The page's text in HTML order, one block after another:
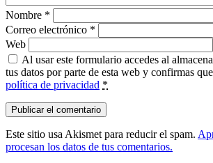
Nombre *
Correo electrónico *
Web
Al usar este formulario accedes al
tus datos por parte de esta web y confirmas
política de privacidad *
Este sitio usa Akismet para reducir el spam.
procesan los datos de tus comentarios.